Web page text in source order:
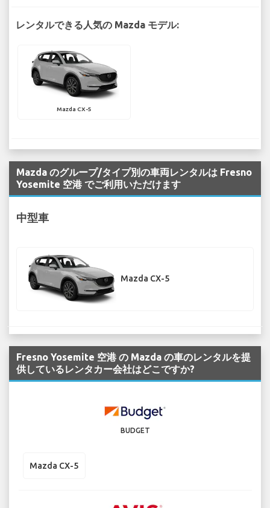
レンタルできる人気の Mazda モデル:
Mazda CX-5
Mazda のグループ/タイプ別の車両レンタルは Fresno
Yosemite 空港 でご利用いただけます
中型車
Mazda CX-5
Fresno Yosemite 空港 の Mazda の車のレンタルを提
供しているレンタカー会社はどこですか?
BUDGET
Mazda CX-5